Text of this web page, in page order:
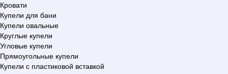
Кровати
Купели для бани
Купели овальные
Круглые купели
Угловые купели
Прямоугольные купели
Купели с пластиковой вставкой